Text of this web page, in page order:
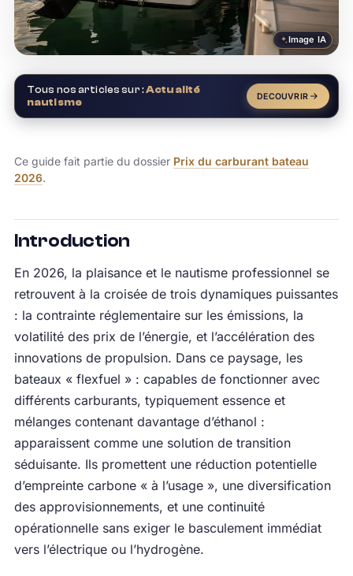
Image IA
Tous nos articles sur :Actualité
nautisme
DECOUVRIR
Ce guide fait partie du dossier Prix du carburant bateau
2026.
Introduction
En 2026, la plaisance et le nautisme professionnel se
retrouvent à la croisée de trois dynamiques puissantes
: la contrainte réglementaire sur les émissions, la
volatilité des prix de l’énergie, et l’accélération des
innovations de propulsion. Dans ce paysage, les
bateaux « flexfuel » : capables de fonctionner avec
différents carburants, typiquement essence et
mélanges contenant davantage d’éthanol :
apparaissent comme une solution de transition
séduisante. Ils promettent une réduction potentielle
d’empreinte carbone « à l’usage », une diversification
des approvisionnements, et une continuité
opérationnelle sans exiger le basculement immédiat
vers l’électrique ou l’hydrogène.